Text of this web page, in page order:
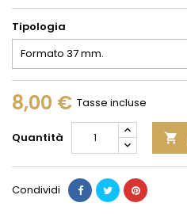
Tipologia
8,00 € Tasse incluse
Quantità 
Condividi